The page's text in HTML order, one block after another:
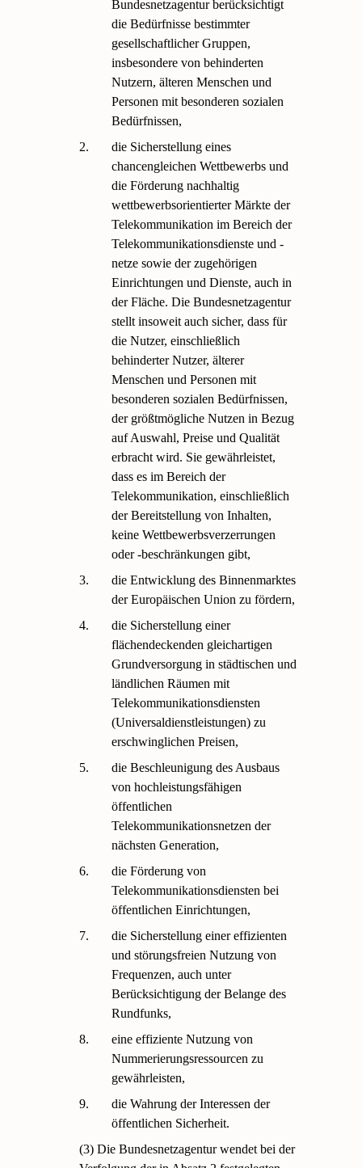
Bundesnetzagentur berücksichtigt
die Bedürfnisse bestimmter
gesellschaftlicher Gruppen,
insbesondere von behinderten
Nutzern, älteren Menschen und
Personen mit besonderen sozialen
Bedürfnissen,
2.
die Sicherstellung eines
chancengleichen Wettbewerbs und
die Förderung nachhaltig
wettbewerbsorientierter Märkte der
Telekommunikation im Bereich der
Telekommunikationsdienste und -
netze sowie der zugehörigen
Einrichtungen und Dienste, auch in
der Fläche. Die Bundesnetzagentur
stellt insoweit auch sicher, dass für
die Nutzer, einschließlich
behinderter Nutzer, älterer
Menschen und Personen mit
besonderen sozialen Bedürfnissen,
der größtmögliche Nutzen in Bezug
auf Auswahl, Preise und Qualität
erbracht wird. Sie gewährleistet,
dass es im Bereich der
Telekommunikation, einschließlich
der Bereitstellung von Inhalten,
keine Wettbewerbsverzerrungen
oder -beschränkungen gibt,
3.
die Entwicklung des Binnenmarktes
der Europäischen Union zu fördern,
4.
die Sicherstellung einer
flächendeckenden gleichartigen
Grundversorgung in städtischen und
ländlichen Räumen mit
Telekommunikationsdiensten
(Universaldienstleistungen) zu
erschwinglichen Preisen,
5.
die Beschleunigung des Ausbaus
von hochleistungsfähigen
öffentlichen
Telekommunikationsnetzen der
nächsten Generation,
6.
die Förderung von
Telekommunikationsdiensten bei
öffentlichen Einrichtungen,
7.
die Sicherstellung einer effizienten
und störungsfreien Nutzung von
Frequenzen, auch unter
Berücksichtigung der Belange des
Rundfunks,
8.
eine effiziente Nutzung von
Nummerierungsressourcen zu
gewährleisten,
9.
die Wahrung der Interessen der
öffentlichen Sicherheit.
(3) Die Bundesnetzagentur wendet bei der